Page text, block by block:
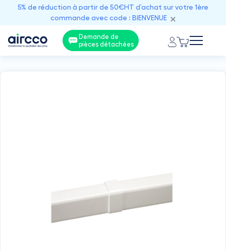
5% de réduction à partir de 50€HT d’achat sur votre 1ère
commande avec code : BIENVENUE
Demande de
pièces détachées